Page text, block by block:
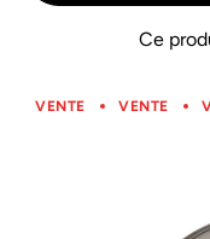
Ce
VENTE VENTE